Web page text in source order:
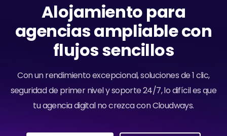
Alojamiento para
agencias ampliable con
flujos sencillos
Con un rendimiento excepcional, soluciones de 1 clic,
seguridad de primer nivel y soporte 24/7, lo difícil es que
tu agencia digital no crezca con Cloudways.